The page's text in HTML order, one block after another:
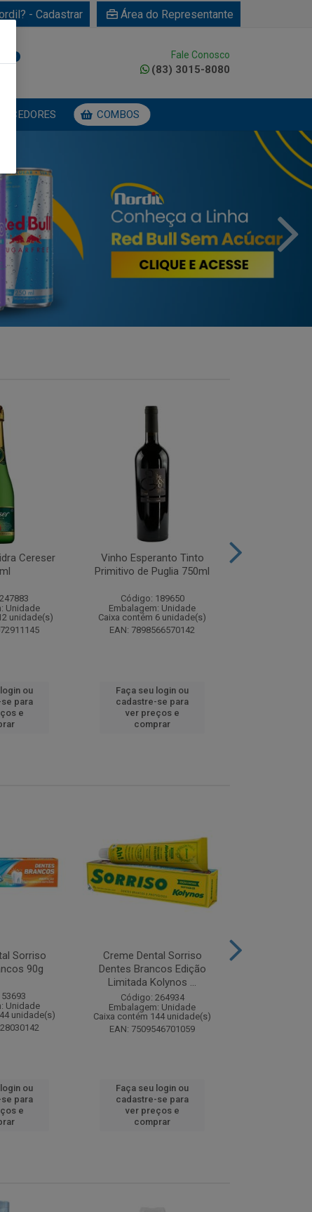
- Cadastrar Área do Representante
Fale Conosco
(83) 3015-8080
COMBOS
Cereser
Unidade
unidade(s)
ou
para
e
Vinho Esperanto Tinto
Primitivo de Puglia 750ml
Código: 189650
Embalagem: Unidade
Caixa contém 6 unidade(s)
EAN: 7898566570142
Faça seu login ou
cadastre-se para
ver preços e
comprar
Sorriso
90g
Unidade
unidade(s)
ou
para
e
Creme Dental Sorriso
Dentes Brancos Edição
Limitada Kolynos ...
Código: 264934
Embalagem: Unidade
Caixa contém 144 unidade(s)
EAN: 7509546701059
Faça seu login ou
cadastre-se para
ver preços e
comprar